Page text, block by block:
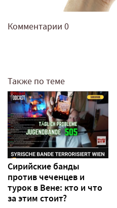
Комментарии 0
Также по теме
Сирийские банды
против чеченцев и
турок в Вене: кто и что
за этим стоит?